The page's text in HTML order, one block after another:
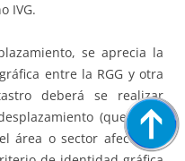
IVG.
se aprecia la
entre la RGG y otra
deberá se realizar
(que debe
área o sector afectado),